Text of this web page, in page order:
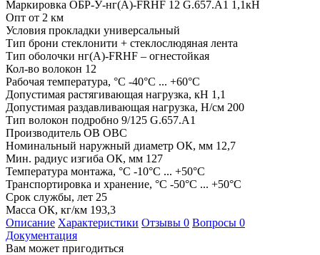
Маркировка ОБР-У-нг(A)-FRHF 12 G.657.А1 1,1кН
Опт от 2 км
Условия прокладки универсальный
Тип брони стеклонити + стеклослюдяная лента
Тип оболочки нг(А)-FRHF – огнестойкая
Кол-во волокон 12
Рабочая температура, °С -40°C ... +60°C
Допустимая растягивающая нагрузка, кН 1,1
Допустимая раздавливающая нагрузка, Н/см 200
Тип волокон подробно 9/125 G.657.А1
Производитель ОВ ОВС
Номинальный наружный диаметр ОК, мм 12,7
Мин. радиус изгиба ОК, мм 127
Температура монтажа, °С -10°C ... +50°C
Транспортировка и хранение, °С -50°C ... +50°C
Срок службы, лет 25
Масса ОК, кг/км 193,3
Описание Характеристики Отзывы 0 Вопросы 0
Документация
Вам может пригодиться